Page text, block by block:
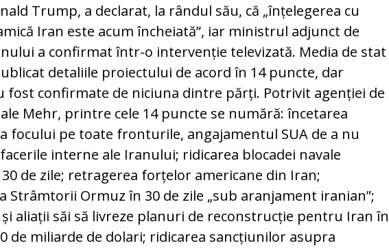
Trump, a declarat, la rândul său, că „înțelegerea cu
Iran este acum încheiată”, iar ministrul adjunct de
a confirmat într-o intervenție televizată. Media de stat
detaliile proiectului de acord în 14 puncte, dar
fost confirmate de niciuna dintre părți. Potrivit agenției de
Mehr, printre cele 14 puncte se numără: încetarea
focului pe toate fronturile, angajamentul SUA de a nu
interne ale Iranului; ridicarea blocadei navale
de zile; retragerea forțelor americane din Iran;
Strâmtorii Ormuz în 30 de zile „sub aranjament iranian”;
aliații săi să livreze planuri de reconstrucție pentru Iran în
de miliarde de dolari; ridicarea sancțiunilor asupra